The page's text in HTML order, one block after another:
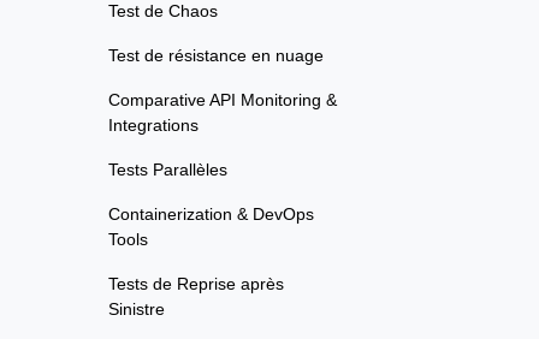
Test de Chaos
Test de résistance en nuage
Comparative API Monitoring &
Integrations
Tests Parallèles
Containerization & DevOps
Tools
Tests de Reprise après
Sinistre